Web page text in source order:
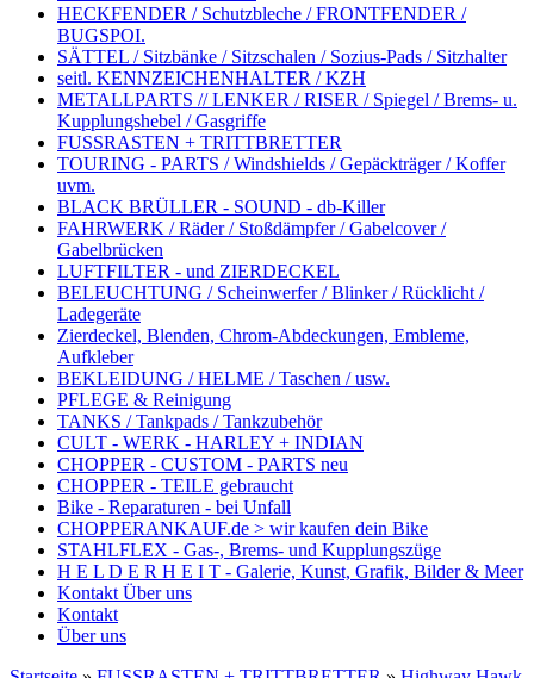
HECKFENDER / Schutzbleche / FRONTFENDER /
BUGSPOI.
SÄTTEL / Sitzbänke / Sitzschalen / Sozius-Pads / Sitzhalter
seitl. KENNZEICHENHALTER / KZH
METALLPARTS // LENKER / RISER / Spiegel / Brems- u.
Kupplungshebel / Gasgriffe
FUSSRASTEN + TRITTBRETTER
TOURING - PARTS / Windshields / Gepäckträger / Koffer
uvm.
BLACK BRÜLLER - SOUND - db-Killer
FAHRWERK / Räder / Stoßdämpfer / Gabelcover /
Gabelbrücken
LUFTFILTER - und ZIERDECKEL
BELEUCHTUNG / Scheinwerfer / Blinker / Rücklicht /
Ladegeräte
Zierdeckel, Blenden, Chrom-Abdeckungen, Embleme,
Aufkleber
BEKLEIDUNG / HELME / Taschen / usw.
PFLEGE & Reinigung
TANKS / Tankpads / Tankzubehör
CULT - WERK - HARLEY + INDIAN
CHOPPER - CUSTOM - PARTS neu
CHOPPER - TEILE gebraucht
Bike - Reparaturen - bei Unfall
CHOPPERANKAUF.de > wir kaufen dein Bike
STAHLFLEX - Gas-, Brems- und Kupplungszüge
H E L D E R H E I T - Galerie, Kunst, Grafik, Bilder & Meer
Kontakt Über uns
Kontakt
Über uns